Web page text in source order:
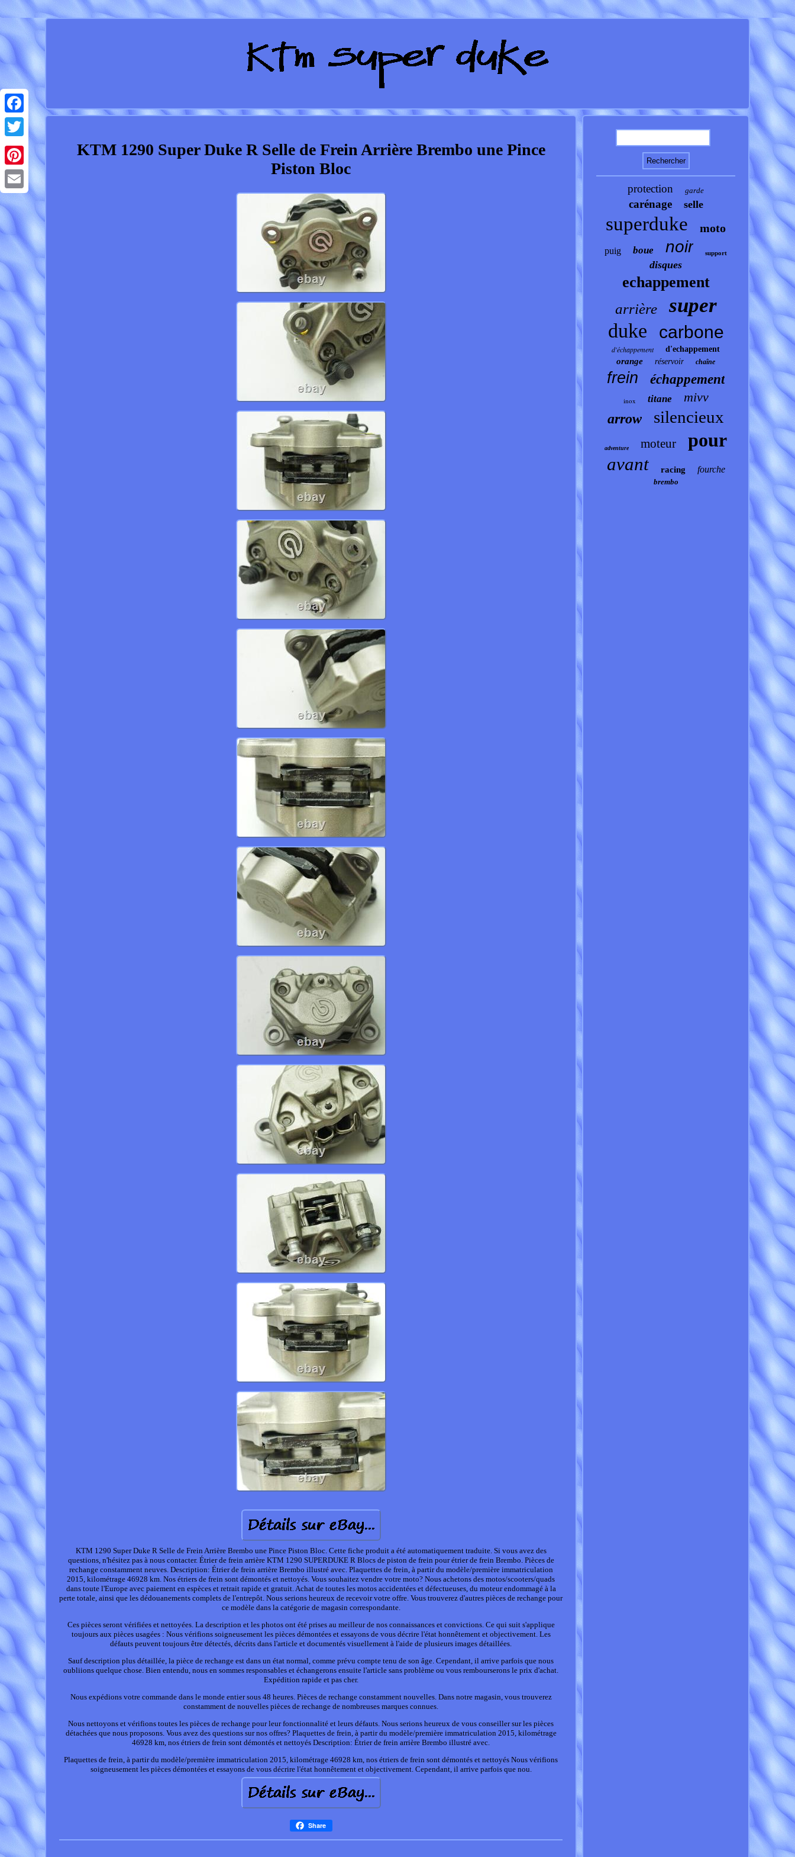
Facebook
Twitter
Pinterest
Email
KTM 1290 Super Duke R Selle de Frein Arrière Brembo une Pince
Piston Bloc
KTM 1290 Super Duke R Selle de Frein Arrière Brembo une Pince Piston Bloc. Cette fiche produit a été automatiquement traduite. Si vous avez des
questions, n'hésitez pas à nous contacter. Étrier de frein arrière KTM 1290 SUPERDUKE R Blocs de piston de frein pour étrier de frein Brembo. Pièces de
rechange constamment neuves. Description: Étrier de frein arrière Brembo illustré avec. Plaquettes de frein, à partir du modèle/première immatriculation
2015, kilométrage 46928 km. Nos étriers de frein sont démontés et nettoyés. Vous souhaitez vendre votre moto? Nous achetons des motos/scooters/quads
dans toute l'Europe avec paiement en espèces et retrait rapide et gratuit. Achat de toutes les motos accidentées et défectueuses, du moteur endommagé à la
perte totale, ainsi que les dédouanements complets de l'entrepôt. Nous serions heureux de recevoir votre offre. Vous trouverez d'autres pièces de rechange pour
ce modèle dans la catégorie de magasin correspondante.
Ces pièces seront vérifiées et nettoyées. La description et les photos ont été prises au meilleur de nos connaissances et convictions. Ce qui suit s'applique
toujours aux pièces usagées : Nous vérifions soigneusement les pièces démontées et essayons de vous décrire l'état honnêtement et objectivement. Les
défauts peuvent toujours être détectés, décrits dans l'article et documentés visuellement à l'aide de plusieurs images détaillées.
Sauf description plus détaillée, la pièce de rechange est dans un état normal, comme prévu compte tenu de son âge. Cependant, il arrive parfois que nous
oubliions quelque chose. Bien entendu, nous en sommes responsables et échangerons ensuite l'article sans problème ou vous rembourserons le prix d'achat.
Expédition rapide et pas cher.
Nous expédions votre commande dans le monde entier sous 48 heures. Pièces de rechange constamment nouvelles. Dans notre magasin, vous trouverez
constamment de nouvelles pièces de rechange de nombreuses marques connues.
Nous nettoyons et vérifions toutes les pièces de rechange pour leur fonctionnalité et leurs défauts. Nous serions heureux de vous conseiller sur les pièces
détachées que nous proposons. Vous avez des questions sur nos offres? Plaquettes de frein, à partir du modèle/première immatriculation 2015, kilométrage
46928 km, nos étriers de frein sont démontés et nettoyés Description: Étrier de frein arrière Brembo illustré avec.
Plaquettes de frein, à partir du modèle/première immatriculation 2015, kilométrage 46928 km, nos étriers de frein sont démontés et nettoyés Nous vérifions
soigneusement les pièces démontées et essayons de vous décrire l'état honnêtement et objectivement. Cependant, il arrive parfois que nou.
Share
protection garde
carénage selle
superduke moto
puig boue noir support
disques
echappement
arrière super
duke carbone
d'échappement d'echappement
orange réservoir chaîne
frein échappement
inox titane mivv
arrow silencieux
adventure moteur pour
avant racing fourche
brembo